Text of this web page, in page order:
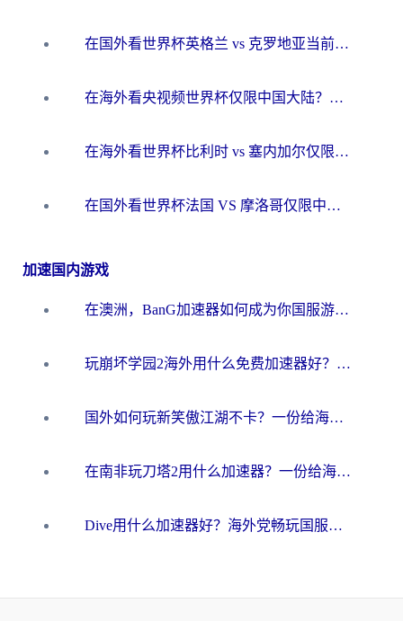
在国外看世界杯英格兰 vs 克罗地亚当前地区不可播放？这篇指南帮你搞定所有海外观赛难题
在海外看央视频世界杯仅限中国大陆？这篇指南帮你解锁中文解说+无卡顿直播
在海外看世界杯比利时 vs 塞内加尔仅限中国大陆？我找到了最流畅的中文解说之路
在国外看世界杯法国 VS 摩洛哥仅限中国大陆？海外党这样看中文解说赛事不卡顿
加速国内游戏
在澳洲，BanG加速器如何成为你国服游戏的“时光机”？
玩崩坏学园2海外用什么免费加速器好？2026海外党亲测国服游戏加速指南
国外如何玩新笑傲江湖不卡？一份给海外游子的终极网络指南
在南非玩刀塔2用什么加速器？一份给海外游子的终极生存指南
Dive用什么加速器好？海外党畅玩国服游戏的终极避坑指南